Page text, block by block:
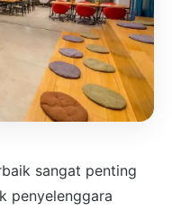
sangat penting
penyelenggara